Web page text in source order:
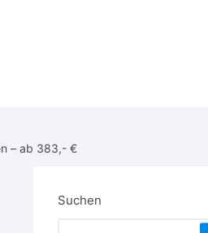
– ab 383,- €
Suchen